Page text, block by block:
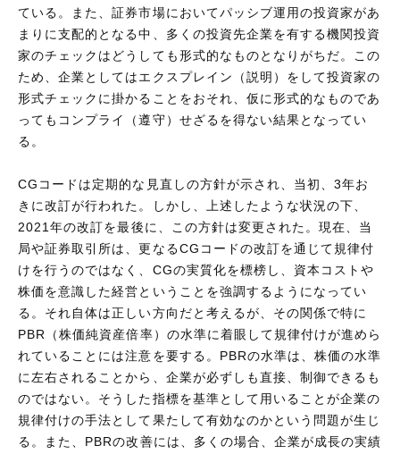
ている。また、証券市場においてパッシブ運用の投資家があ
まりに支配的となる中、多くの投資先企業を有する機関投資
家のチェックはどうしても形式的なものとなりがちだ。この
ため、企業としてはエクスプレイン（説明）をして投資家の
形式チェックに掛かることをおそれ、仮に形式的なものであ
ってもコンプライ（遵守）せざるを得ない結果となってい
る。
CGコードは定期的な見直しの方針が示され、当初、3年お
きに改訂が行われた。しかし、上述したような状況の下、
2021年の改訂を最後に、この方針は変更された。現在、当
局や証券取引所は、更なるCGコードの改訂を通じて規律付
けを行うのではなく、CGの実質化を標榜し、資本コストや
株価を意識した経営ということを強調するようになってい
る。それ自体は正しい方向だと考えるが、その関係で特に
PBR（株価純資産倍率）の水準に着眼して規律付けが進めら
れていることには注意を要する。PBRの水準は、株価の水準
に左右されることから、企業が必ずしも直接、制御できるも
のではない。そうした指標を基準として用いることが企業の
規律付けの手法として果たして有効なのかという問題が生じ
る。また、PBRの改善には、多くの場合、企業が成長の実績